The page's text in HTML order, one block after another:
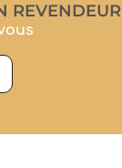
REVENDEUR